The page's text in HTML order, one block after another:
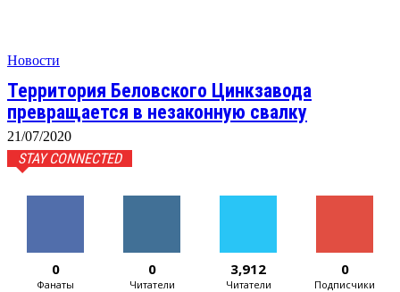
Новости
Территория Беловского Цинкзавода
превращается в незаконную свалку
21/07/2020
STAY CONNECTED
0
Фанаты
0
Читатели
3,912
Читатели
0
Подписчики